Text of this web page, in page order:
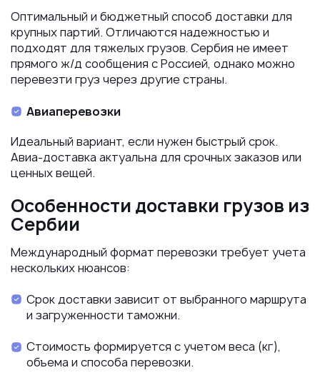
Оптимальный и бюджетный способ доставки для
крупных партий. Отличаются надежностью и
подходят для тяжелых грузов. Сербия не имеет
прямого ж/д сообщения с Россией, однако можно
перевезти груз через другие страны.
Авиаперевозки
Идеальный вариант, если нужен быстрый срок.
Авиа-доставка актуальна для срочных заказов или
ценных вещей.
Особенности доставки грузов из
Сербии
Международный формат перевозки требует учета
нескольких нюансов:
Срок доставки зависит от выбранного маршрута
и загруженности таможни.
Стоимость формируется с учетом веса (кг),
объема и способа перевозки.